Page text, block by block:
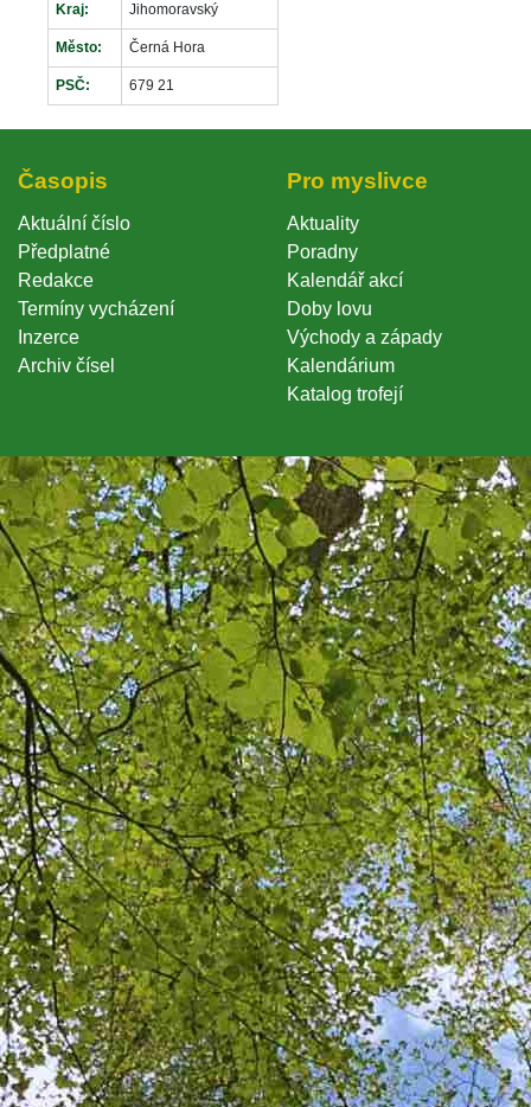
Kraj: Jihomoravský
Město: Černá Hora
PSČ: 679 21
Časopi
Aktuální číslo
Předplatné
Redakce
Termíny vycházení
Inzerce
Archiv čísel
Pro myslivce
Aktuality
Poradny
Kalendář akcí
Doby lovu
Východy a západy
Kalendárium
Katalog trofejí